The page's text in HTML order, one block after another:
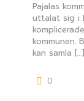
Pajalas
uttalat sig i
kommunen.
kan samla […]
0